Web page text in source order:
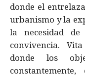
donde el
urbanismo y la
la necesidad
convivencia.
donde los